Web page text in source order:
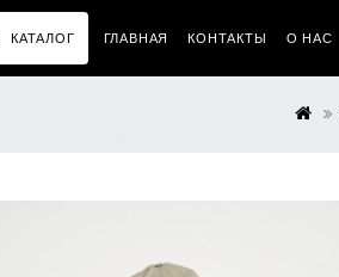
ГЛАВНАЯ КОНТАКТЫ О НАС
КАТАЛОГ